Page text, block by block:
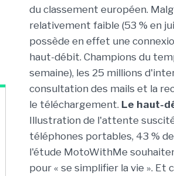
du classement européen.
relativement faible (53 % en
possède en effet une
haut-débit. Champions du
semaine), les 25 millions
consultation des mails et la
le téléchargement. Le haut-
Illustration de l'attente
téléphones portables, 43 %
l'étude MotoWithMe
pour « se simplifier la vie ». Et